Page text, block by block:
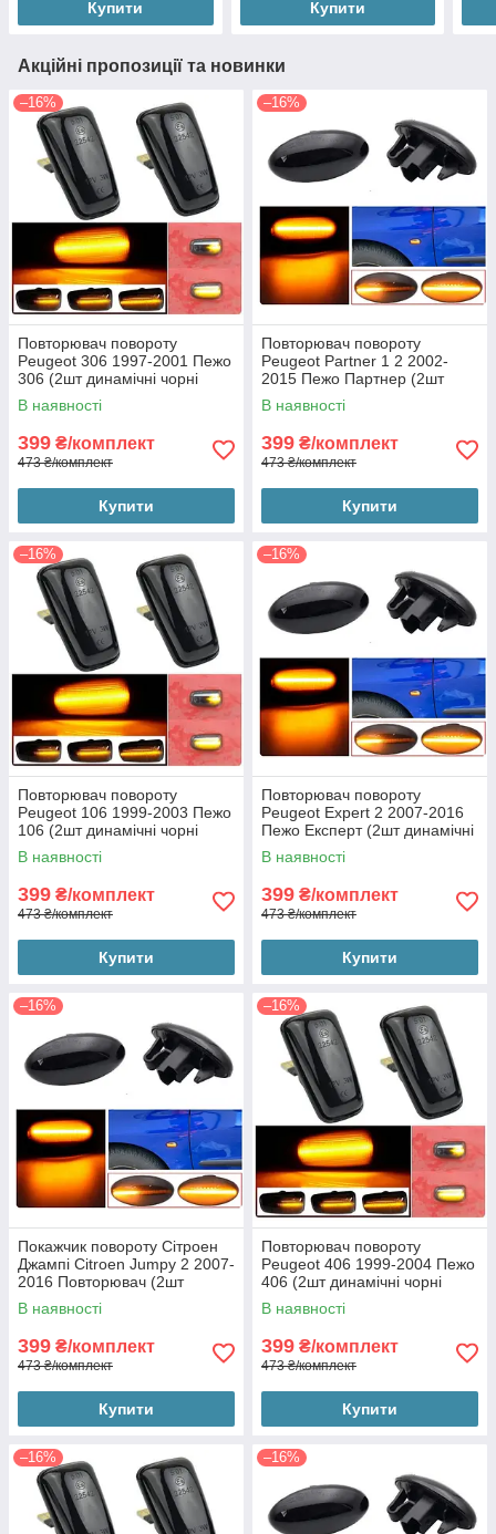
Купити Купити
Акційні пропозиції та новинки
–16%
Повторювач повороту
Peugeot 306 1997-2001 Пежо
306 (2шт динамічні чорні
ЛЕД)
В наявності
399 ₴/комплект
473 ₴/комплект
Купити
–16%
Повторювач повороту
Peugeot Partner 1 2 2002-
2015 Пежо Партнер (2шт
динамічні чорні ЛЕД)
В наявності
399 ₴/комплект
473 ₴/комплект
Купити
–16%
Повторювач повороту
Peugeot 106 1999-2003 Пежо
106 (2шт динамічні чорні
ЛЕД)
В наявності
399 ₴/комплект
473 ₴/комплект
Купити
–16%
Повторювач повороту
Peugeot Expert 2 2007-2016
Пежо Експерт (2шт динамічні
чорні ЛЕД)
В наявності
399 ₴/комплект
473 ₴/комплект
Купити
–16%
Покажчик повороту Сітроен
Джампі Citroen Jumpy 2 2007-
2016 Повторювач (2шт
динамічні чорні ЛЕД)
В наявності
399 ₴/комплект
473 ₴/комплект
Купити
–16%
Повторювач повороту
Peugeot 406 1999-2004 Пежо
406 (2шт динамічні чорні
ЛЕД)
В наявності
399 ₴/комплект
473 ₴/комплект
Купити
–16% –16%